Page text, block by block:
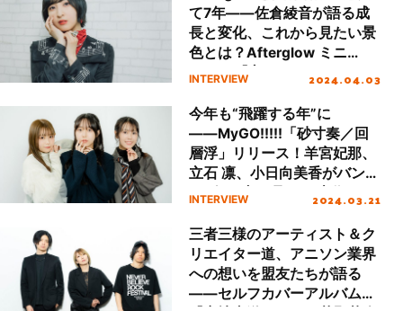
て7年――佐倉綾音が語る成
長と変化、これから見たい景
色とは？Afterglow ミニ
Album『忘れらんない日々の
INTERVIEW 2024.04.03
今年も“飛躍する年”に
――MyGO!!!!!「砂寸奏／回
層浮」リリース！羊宮妃那、
立石 凛、小日向美香がバンド
の“今”を切り取った本作、
語る
INTERVIEW 2024.03.21
三者三様のアーティスト＆ク
リエイター道、アニソン業界
への想いを盟友たちが語る
――セルフカバーアルバム